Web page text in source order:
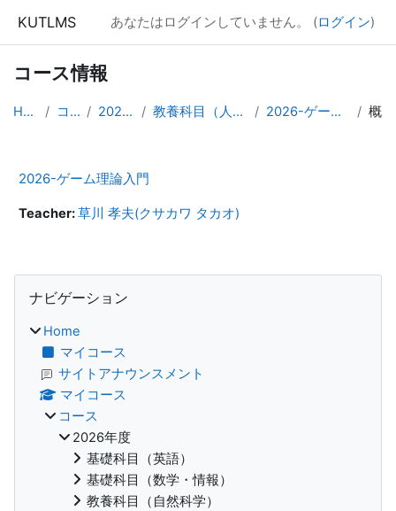
KUTLMS あなたはログインしていません。 (ログイン)
コース情報
Home コース 2026年度 教養科目（人文・社会） 2026-ゲーム理論入門
2026-ゲーム理論入門
Teacher:草川 孝夫(クサカワ タカオ)
ブロック
ナビゲーション
Home
マイコース
サイトアナウンスメント
マイコース
コース
2026年度
基礎科目（英語）
基礎科目（数学・情報）
教養科目（自然科学）